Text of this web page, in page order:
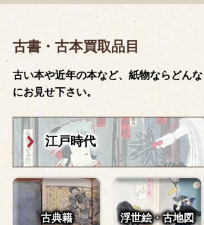
古書・古本買取品目
古い本や近年の本など、紙物ならどん
にお見せ下さい。
江戸時代
古典籍 浮世絵・古地図